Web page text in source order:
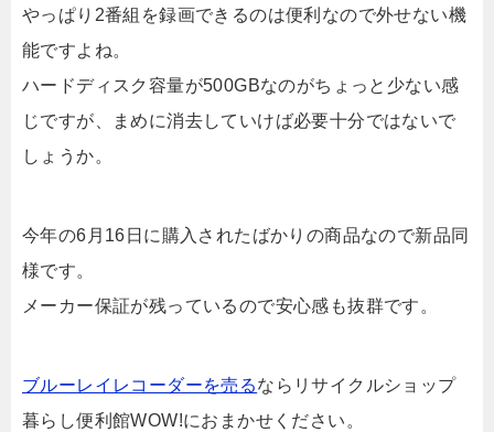
やっぱり2番組を録画できるのは便利なので外せない機
能ですよね。
ハードディスク容量が500GBなのがちょっと少ない感
じですが、まめに消去していけば必要十分ではないで
しょうか。
今年の6月16日に購入されたばかりの商品なので新品同
様です。
メーカー保証が残っているので安心感も抜群です。
ブルーレイレコーダーを売るならリサイクルショップ
暮らし便利館WOW!におまかせください。